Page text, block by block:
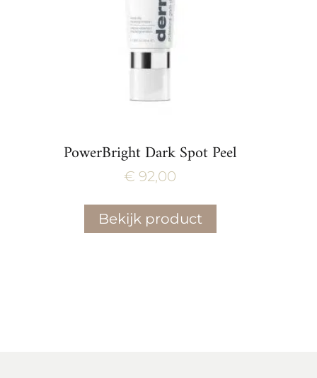
PowerBright Dark Spot Peel
€ 92,00
Bekijk product